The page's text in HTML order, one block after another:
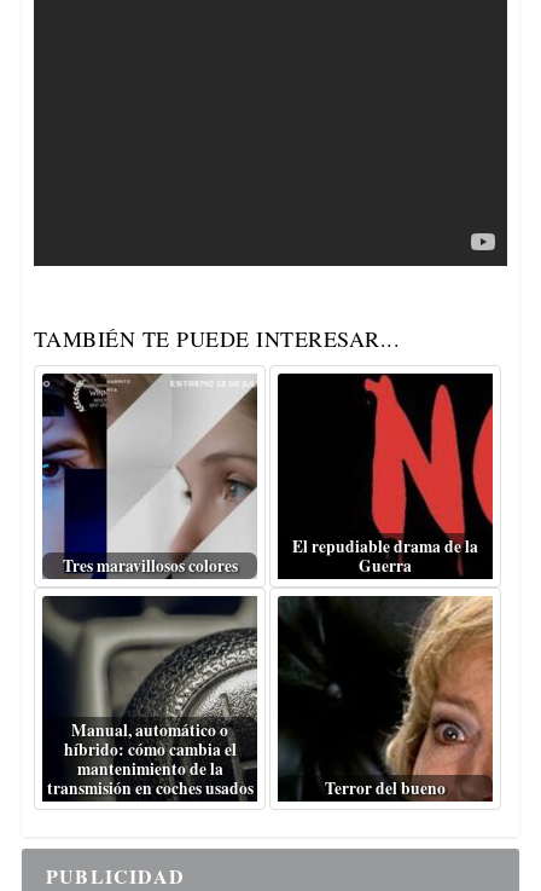
TAMBIÉN TE PUEDE INTERESAR...
Tres maravillosos colores
El repudiable drama de la
Guerra
Manual, automático o
híbrido: cómo cambia el
mantenimiento de la
transmisión en coches usados
Terror del bueno
PUBLICIDAD